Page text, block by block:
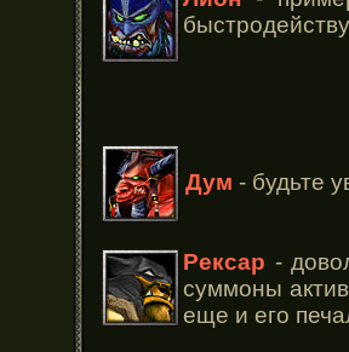
Дум - будьте
Рексар -
суммоны
еще и его